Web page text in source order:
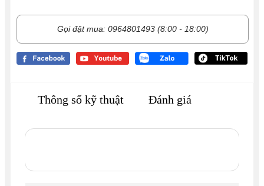
Gọi đặt mua: 0964801493 (8:00 - 18:00)
Thông số kỹ thuật Đánh giá